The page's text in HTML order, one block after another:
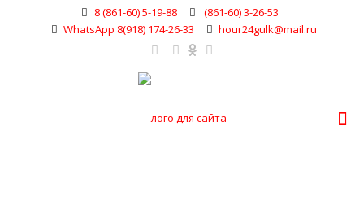
8 (861-60) 5-19-88
(861-60) 3-26-53
WhatsApp 8(918) 174-26-33
hour24gulk@mail.ru